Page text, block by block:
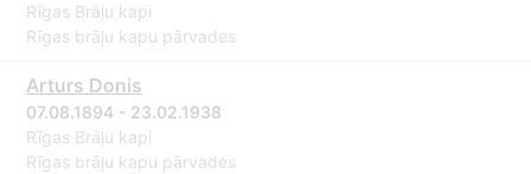
Rīgas Brāļu kapi
Rīgas brāļu kapu pārvades
Arturs Donis
07.08.1894 - 23.02.1938
Rīgas Brāļu kapi
Rīgas brāļu kapu pārvades